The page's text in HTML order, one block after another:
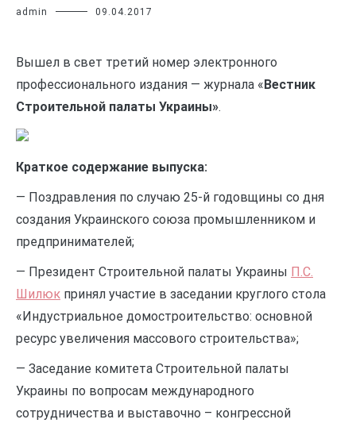
admin 09.04.2017
Вышел в свет третий номер электронного
профессионального издания — журнала «Вестник
Строительной палаты Украины».
Краткое содержание выпуска:
— Поздравления по случаю 25-й годовщины со дня
создания Украинского союза промышленником и
предпринимателей;
— Президент Строительной палаты Украины П.С.
Шилюк принял участие в заседании круглого стола
«Индустриальное домостроительство: основной
ресурс увеличения массового строительства»;
— Заседание комитета Строительной палаты
Украины по вопросам международного
сотрудничества и выставочно – конгрессной